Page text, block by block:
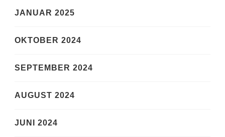
JANUAR 2025
OKTOBER 2024
SEPTEMBER 2024
AUGUST 2024
JUNI 2024